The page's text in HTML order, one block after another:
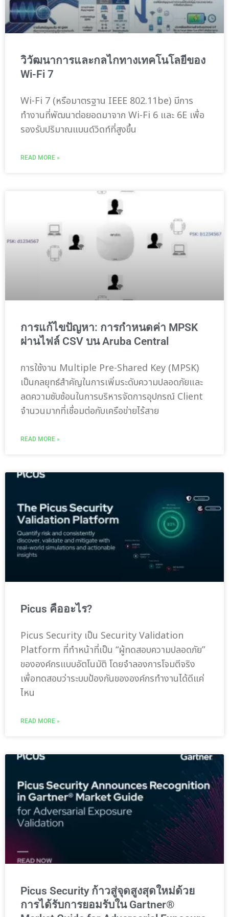
วิวัฒนาการและกลไกทางเทคโนโลยีของ
Wi-Fi 7
Wi-Fi 7 (หรือมาตรฐาน IEEE 802.11be) มีการ
ทำงานที่พัฒนาต่อยอดมาจาก Wi-Fi 6 และ 6E เพื่อ
รองรับปริมาณแบนด์วิดท์ที่สูงขึ้น
READ MORE »
การแก้ไขปัญหา: การกำหนดค่า MPSK
ผ่านไฟล์ CSV บน Aruba Central
การใช้งาน Multiple Pre-Shared Key (MPSK)
เป็นกลยุทธ์สำคัญในการเพิ่มระดับความปลอดภัยและ
ลดความซับซ้อนในการบริหารจัดการอุปกรณ์ Client
จำนวนมากที่เชื่อมต่อกับเครือข่ายไร้สาย
READ MORE »
Picus คืออะไร?
Picus Security เป็น Security Validation
Platform ที่ทำหน้าที่เป็น “ผู้ทดสอบความปลอดภัย”
ขององค์กรแบบอัตโนมัติ โดยจำลองการโจมตีจริง
เพื่อทดสอบว่าระบบป้องกันขององค์กรทำงานได้ดีแค่
ไหน
READ MORE »
Picus Security ก้าวสู่จุดสูงสุดใหม่ด้วย
การได้รับการยอมรับใน Gartner®